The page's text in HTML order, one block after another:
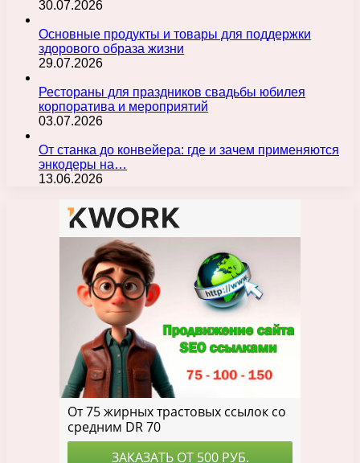
30.07.2026
Основные продукты и товары для поддержки
здорового образа жизни
29.07.2026
Рестораны для праздников свадьбы юбилея
корпоратива и мероприятий
03.07.2026
От станка до конвейера: где и зачем применяются
энкодеры на…
13.06.2026